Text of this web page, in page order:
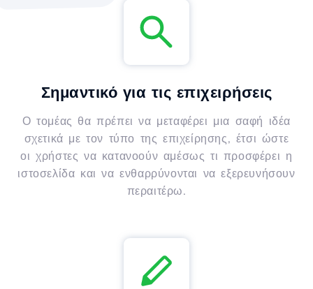
Σημαντικό για τις επιχειρήσεις
Ο τομέας θα πρέπει να μεταφέρει μια σαφή ιδέα
σχετικά με τον τύπο της επιχείρησης, έτσι ώστε
οι χρήστες να κατανοούν αμέσως τι προσφέρει η
ιστοσελίδα και να ενθαρρύνονται να εξερευνήσουν
περαιτέρω.